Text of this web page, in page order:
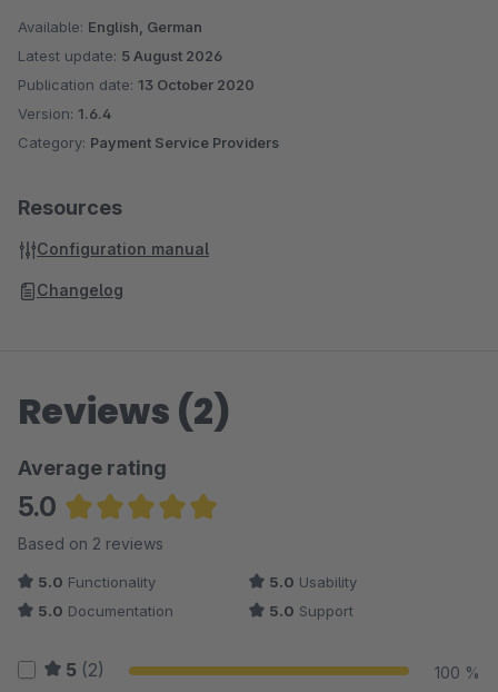
Available: English, German
Latest update: 5 August 2026
Publication date: 13 October 2020
Version: 1.6.4
Category: Payment Service Providers
Resources
Configuration manual
Changelog
Reviews (2)
Average rating
5.0
Average rating of 5 out of 5 stars
Based on 2 reviews
5.0 Functionality 5.0 Usability
5.0 Documentation 5.0 Support
5 (2) 100 %